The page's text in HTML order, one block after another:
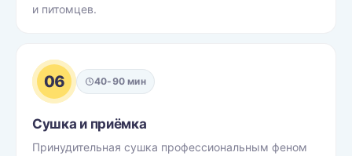
и питомцев.
06 40-90 мин
Сушка и приёмка
Принудительная сушка профессиональным феном